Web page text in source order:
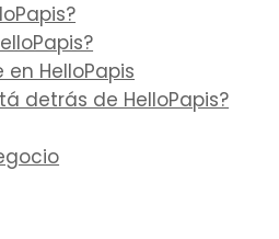
HelloPapis
detrás de HelloPapis?